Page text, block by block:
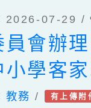
2026-07-29 /
員會辦
小學客
於115
教務 / 有上傳附